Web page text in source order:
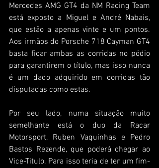
Mercedes AMG GT4 da NM Racing Team
está exposto a Miguel e André Nabais,
que estão a apenas vinte e um pontos.
Aos irmãos do Porsche 718 Cayman GT4
basta ficar ambas as corridas no pódio
para garantirem o título, mas isso nunca
é um dado adquirido em corridas tão
disputadas como estas.
Por seu lado, numa situação muito
semelhante está o duo da Racar
Motorsport, Ruben Vaquinhas e Pedro
Bastos Rezende, que poderá chegar ao
Vice-Titulo. Para isso teria de ter um fim-